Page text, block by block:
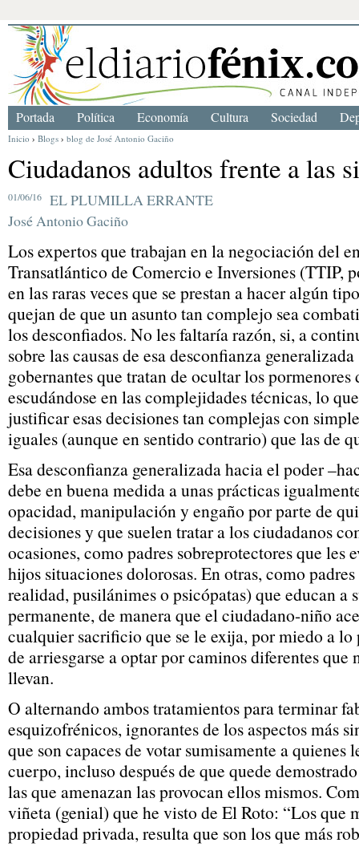
Inicio › Blogs › blog de José Antonio Gaciño
Ciudadanos adultos frente a las
01/06/16
EL PLUMILLA ERRANTE
José Antonio Gaciño
Los expertos que trabajan en la negociación del
Transatlántico de Comercio e Inversiones (TTIP,
en las raras veces que se prestan a hacer algún
quejan de que un asunto tan complejo sea
los desconfiados. No les faltaría razón, si, a
sobre las causas de esa desconfianza
gobernantes que tratan de ocultar los pormenores
escudándose en las complejidades técnicas, lo
justificar esas decisiones tan complejas con
iguales (aunque en sentido contrario) que las de
Esa desconfianza generalizada hacia el poder
debe en buena medida a unas prácticas
opacidad, manipulación y engaño por parte de
decisiones y que suelen tratar a los ciudadanos
ocasiones, como padres sobreprotectores que les
hijos situaciones dolorosas. En otras, como
realidad, pusilánimes o psicópatas) que educan a
permanente, de manera que el ciudadano-niño
cualquier sacrificio que se le exija, por miedo a lo
de arriesgarse a optar por caminos diferentes que
llevan.
O alternando ambos tratamientos para terminar
esquizofrénicos, ignorantes de los aspectos más
que son capaces de votar sumisamente a quienes
cuerpo, incluso después de que quede
las que amenazan las provocan ellos mismos.
viñeta (genial) que he visto de El Roto: “Los que
propiedad privada, resulta que son los que más
Portada Política Economía Cultura Sociedad